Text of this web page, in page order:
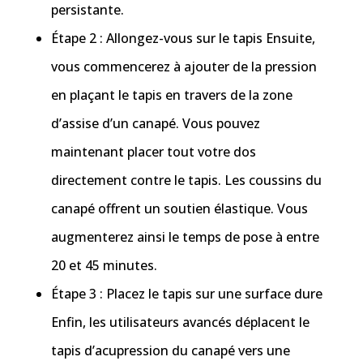
persistante.
Étape 2 : Allongez-vous sur le tapis Ensuite,
vous commencerez à ajouter de la pression
en plaçant le tapis en travers de la zone
d’assise d’un canapé. Vous pouvez
maintenant placer tout votre dos
directement contre le tapis. Les coussins du
canapé offrent un soutien élastique. Vous
augmenterez ainsi le temps de pose à entre
20 et 45 minutes.
Étape 3 : Placez le tapis sur une surface dure
Enfin, les utilisateurs avancés déplacent le
tapis d’acupression du canapé vers une